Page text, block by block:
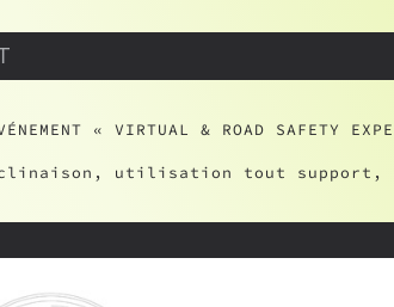
« VIRTUAL & ROAD SAFETY
utilisation tout support,